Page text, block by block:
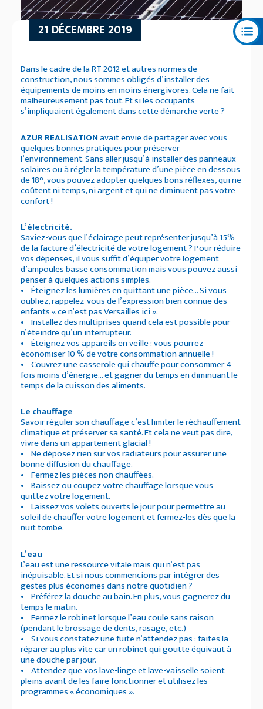
21 DÉCEMBRE 2019
Dans le cadre de la RT 2012 et autres normes de
construction, nous sommes obligés d’installer des
équipements de moins en moins énergivores. Cela ne fait
malheureusement pas tout. Et si les occupants
s’impliquaient également dans cette démarche verte ?
AZUR REALISATIONavait envie de partager avec vous
quelques bonnes pratiques pour préserver
l’environnement. Sans aller jusqu’à installer des panneaux
solaires ou à régler la température d’une pièce en dessous
de 18°, vous pouvez adopter quelques bons réflexes, qui ne
coûtent ni temps, ni argent et qui ne diminuent pas votre
confort !
L’électricité.
Saviez-vous que l’éclairage peut représenter jusqu’à 15%
de la facture d’électricité de votre logement ? Pour réduire
vos dépenses, il vous suffit d’équiper votre logement
d’ampoules basse consommation mais vous pouvez aussi
penser à quelques actions simples.
• Éteignez les lumières en quittant une pièce… Si vous
oubliez, rappelez-vous de l’expression bien connue des
enfants « ce n’est pas Versailles ici ».
• Installez des multiprises quand cela est possible pour
n’éteindre qu’un interrupteur.
• Éteignez vos appareils en veille : vous pourrez
économiser 10 % de votre consommation annuelle !
• Couvrez une casserole qui chauffe pour consommer 4
fois moins d’énergie… et gagner du temps en diminuant le
temps de la cuisson des aliments.
Le chauffage
Savoir réguler son chauffage c’est limiter le réchauffement
climatique et préserver sa santé. Et cela ne veut pas dire,
vivre dans un appartement glacial !
• Ne déposez rien sur vos radiateurs pour assurer une
bonne diffusion du chauffage.
• Fermez les pièces non chauffées.
• Baissez ou coupez votre chauffage lorsque vous
quittez votre logement.
• Laissez vos volets ouverts le jour pour permettre au
soleil de chauffer votre logement et fermez-les dès que la
nuit tombe.
L’eau
L’eau est une ressource vitale mais qui n’est pas
inépuisable. Et si nous commencions par intégrer des
gestes plus économes dans notre quotidien ?
• Préférez la douche au bain. En plus, vous gagnerez du
temps le matin.
• Fermez le robinet lorsque l’eau coule sans raison
(pendant le brossage de dents, rasage, etc.)
• Si vous constatez une fuite n’attendez pas : faites la
réparer au plus vite car un robinet qui goutte équivaut à
une douche par jour.
• Attendez que vos lave-linge et lave-vaisselle soient
pleins avant de les faire fonctionner et utilisez les
programmes « économiques ».